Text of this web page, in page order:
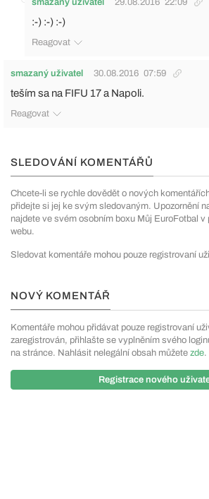
smazaný uživatel 29.08.2016 22:09
:-) :-) :-)
Reagovat
smazaný uživatel 30.08.2016 07:59
teším sa na FIFU 17 a Napoli.
Reagovat
SLEDOVÁNÍ KOMENTÁŘŮ
Chcete-li se rychle dovědět o nových
přidejte si jej ke svým sledovaným. Upozornění
najdete ve svém osobním boxu Můj EuroFotbal
webu.
Sledovat komentáře mohou pouze registrovaní
NOVÝ KOMENTÁŘ
Komentáře mohou přidávat pouze registrovaní
zaregistrován, přihlašte se vyplněním svého
na stránce. Nahlásit nelegální obsah můžete zde.
Registrace nového